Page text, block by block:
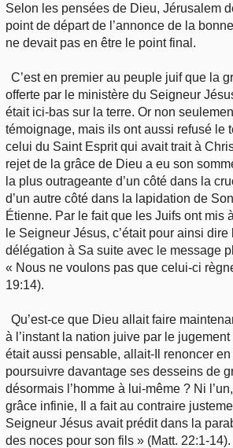
Selon les pensées de Dieu, Jérusalem
point de départ de l’annonce de la
ne devait pas en être le point final.
C’est en premier au peuple juif que la
offerte par le ministère du Seigneur
était ici-bas sur la terre. Or non
témoignage, mais ils ont aussi refusé le
celui du Saint Esprit qui avait trait à
rejet de la grâce de Dieu a eu son
la plus outrageante d’un côté dans la
d’un autre côté dans la lapidation de
Étienne. Par le fait que les Juifs ont mis
le Seigneur Jésus, c’était pour ainsi dire
délégation à Sa suite avec le message
« Nous ne voulons pas que celui-ci
19:14).
Qu’est-ce que Dieu allait faire
à l’instant la nation juive par le
était aussi pensable, allait-Il renoncer
poursuivre davantage ses desseins de
désormais l’homme à lui-même ? Ni
grâce infinie, Il a fait au contraire
Seigneur Jésus avait prédit dans la
des noces pour son fils » (Matt. 22:1-